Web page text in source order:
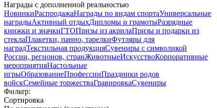
Награды с дополненной реальностью
НовинкиРаспродажаНаграды по видам спортаУниверсальные
наградыАктивный отдыхДипломы и грамотыРазрядные
книжки и значкиГТОПризы из акрилаПризы и подарки из
стеклаПлакетки, панно, тарелкиФутляры для
наградТекстильная продукцияСувениры с символикой
России, регионов, странЖивотныеИскусствоКорпоративные
мероприятияНастольные
игрыОбразованиеПрофессииПраздники родов
войскСемейные торжестваГравировкаСувениры
Фильтр:
Сортировка